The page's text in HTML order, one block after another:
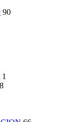
90
1
8